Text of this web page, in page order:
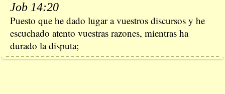
Job 14:20
Puesto que he dado lugar a vuestros discursos y he
escuchado atento vuestras razones, mientras ha
durado la disputa;